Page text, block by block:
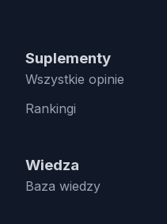
Suplementy
Wszystkie opinie
Rankingi
Wiedza
Baza wiedzy